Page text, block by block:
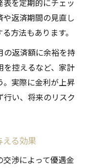
を定期的にチェッ
返済期間の見直し
方法もあります。
の返済額に余裕を持
を控えるなど、家計
。実際に金利が上昇
行い、将来のリスク
る効果
渉によって優遇金